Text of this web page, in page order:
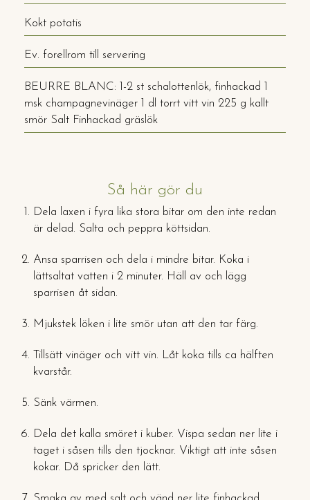
Kokt potatis
Ev. forellrom till servering
BEURRE BLANC: 1-2 st schalottenlök, finhackad 1
msk champagnevinäger 1 dl torrt vitt vin 225 g kallt
smör Salt Finhackad gräslök
Så här gör du
Dela laxen i fyra lika stora bitar om den inte redan
är delad. Salta och peppra köttsidan.
Ansa sparrisen och dela i mindre bitar. Koka i
lättsaltat vatten i 2 minuter. Häll av och lägg
sparrisen åt sidan.
Mjukstek löken i lite smör utan att den tar färg.
Tillsätt vinäger och vitt vin. Låt koka tills ca hälften
kvarstår.
Sänk värmen.
Dela det kalla smöret i kuber. Vispa sedan ner lite i
taget i såsen tills den tjocknar. Viktigt att inte såsen
kokar. Då spricker den lätt.